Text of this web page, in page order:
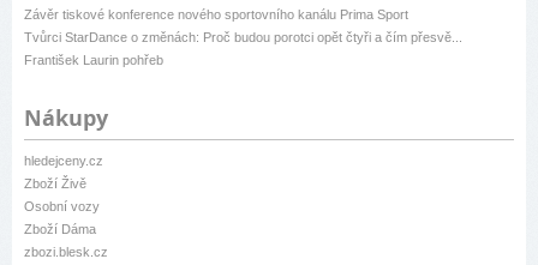
Závěr tiskové konference nového sportovního kanálu Prima Sport
Tvůrci StarDance o změnách: Proč budou porotci opět čtyři a čím přesvě...
František Laurin pohřeb
Nákupy
hledejceny.cz
Zboží Živě
Osobní vozy
Zboží Dáma
zbozi.blesk.cz